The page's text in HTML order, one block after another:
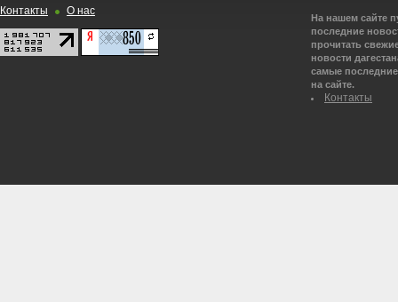
Контакты
О нас
На нашем сайте
последние
прочитать
новости
самые
на сайте.
Контакты